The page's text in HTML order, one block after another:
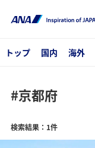
トップ 国内 海外
#京都府
検索結果：1件